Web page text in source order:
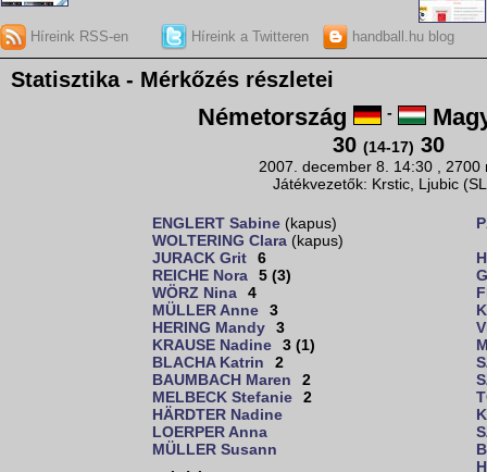
Híreink RSS-en Híreink a Twitteren handball.hu blog
Statisztika - Mérkőzés részletei
Németország -
30 (14-17) 30
2007. december 8. 14:30 , 2700
Játékvezetők: Krstic, Ljubic
ENGLERT Sabine (kapus)
WOLTERING Clara (kapus)
JURACK Grit
6
REICHE Nora
5 (3)
WÖRZ Nina
4
MÜLLER Anne
3
HERING Mandy
3
KRAUSE Nadine
3 (1)
BLACHA Katrin
2
BAUMBACH Maren
2
MELBECK Stefanie
2
HÄRDTER Nadine
LOERPER Anna
MÜLLER Susann